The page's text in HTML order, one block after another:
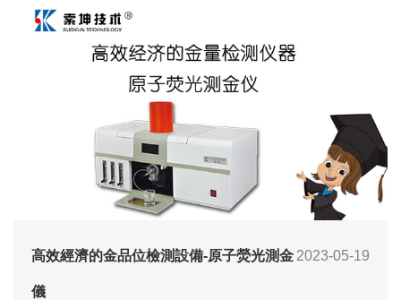
2023-05-19
高效經濟的金品位檢測設備-原子熒光測金
儀